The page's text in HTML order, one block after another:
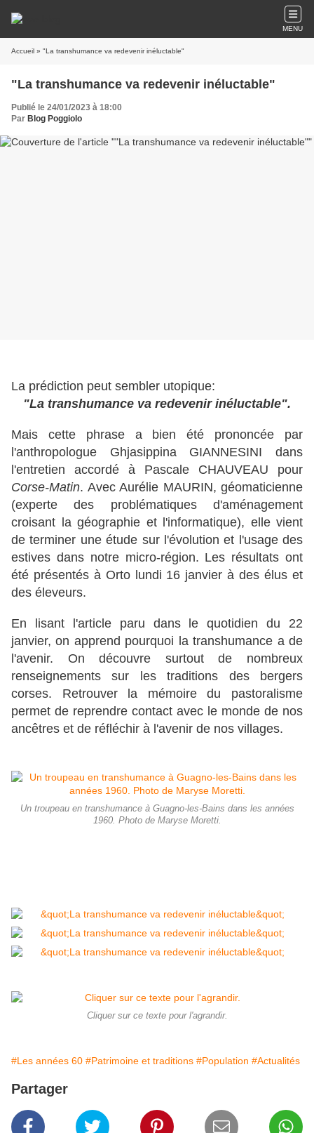
MENU
Accueil » "La transhumance va redevenir inéluctable"
"La transhumance va redevenir inéluctable"
Publié le 24/01/2023 à 18:00
Par Blog Poggiolo
La prédiction peut sembler utopique:
"La transhumance va redevenir inéluctable".
Mais cette phrase a bien été prononcée par
l'anthropologue Ghjasippina GIANNESINI dans
l'entretien accordé à Pascale CHAUVEAU pour
Corse-Matin. Avec Aurélie MAURIN, géomaticienne
(experte des problématiques d'aménagement
croisant la géographie et l'informatique), elle vient
de terminer une étude sur l'évolution et l'usage des
estives dans notre micro-région. Les résultats ont
été présentés à Orto lundi 16 janvier à des élus et
des éleveurs.
En lisant l'article paru dans le quotidien du 22
janvier, on apprend pourquoi la transhumance a de
l'avenir. On découvre surtout de nombreux
renseignements sur les traditions des bergers
corses. Retrouver la mémoire du pastoralisme
permet de reprendre contact avec le monde de nos
ancêtres et de réfléchir à l'avenir de nos villages.
Un troupeau en transhumance à Guagno-les-Bains dans les années
1960. Photo de Maryse Moretti.
Cliquer sur ce texte pour l'agrandir.
#Les années 60 #Patrimoine et traditions #Population #Actualités
Partager